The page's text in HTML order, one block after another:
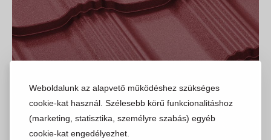
Weboldalunk az alapvető működéshez szükséges
cookie-kat használ. Szélesebb körű funkcionalitáshoz
(marketing, statisztika, személyre szabás) egyéb
cookie-kat engedélyezhet.